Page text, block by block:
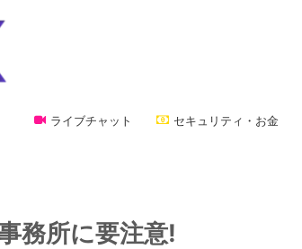
ライブチャット セキュリティ・お金
務所に要注意!